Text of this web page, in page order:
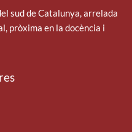
sud de Catalunya, arrelada
pròxima en la docència i